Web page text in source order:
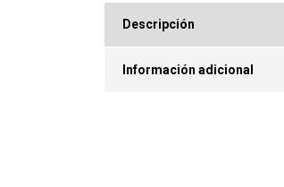
Descripción
Información adicional